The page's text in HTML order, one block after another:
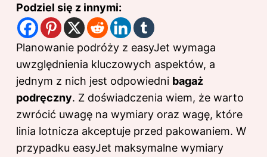
Podziel się z innymi:
Planowanie podróży z easyJet wymaga
uwzględnienia kluczowych aspektów, a
jednym z nich jest odpowiedni bagaż
podręczny. Z doświadczenia wiem, że warto
zwrócić uwagę na wymiary oraz wagę, które
linia lotnicza akceptuje przed pakowaniem. W
przypadku easyJet maksymalne wymiary